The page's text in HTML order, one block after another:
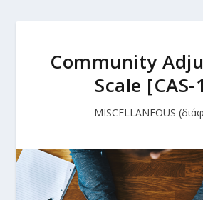
Community
Scale [CAS-
MISCELLANEOUS